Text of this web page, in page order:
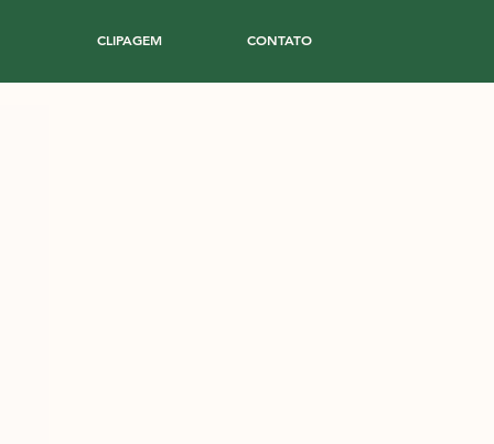
CLIPAGEM CONTATO